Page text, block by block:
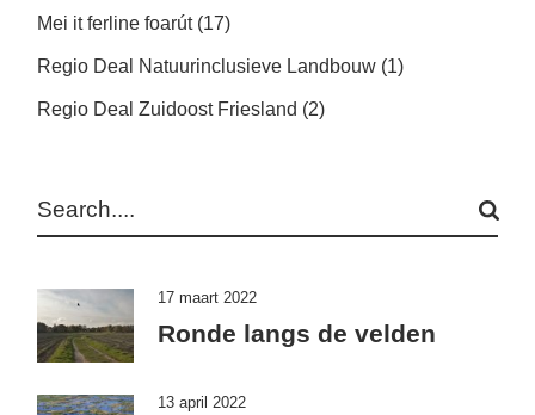
Mei it ferline foarút(17)
Regio Deal Natuurinclusieve Landbouw (1)
Regio Deal Zuidoost Friesland (2)
17 maart 2022
Ronde langs de velden
13 april 2022